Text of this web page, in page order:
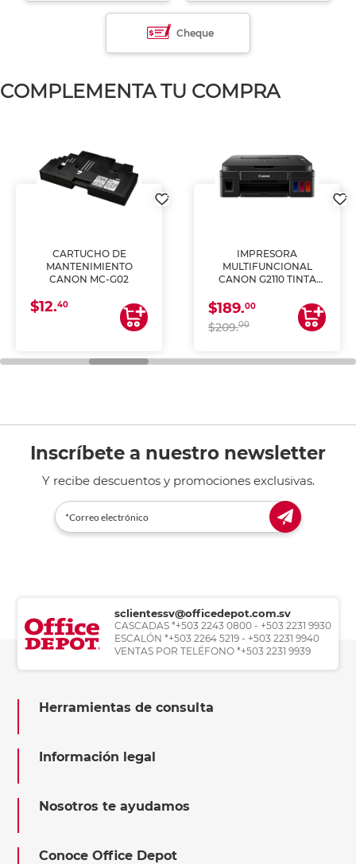
Cheque
COMPLEMENTA TU COMPRA
CARTUCHO DE
MANTENIMIENTO
CANON MC-G02
$12.40
IMPRESORA
MULTIFUNCIONAL
CANON G2110 TINTA
$189.00
$209.00
Inscríbete a nuestro newsletter
Y recibe descuentos y promociones exclusivas.
sclientessv@officedepot.com.sv
CASCADAS *+503 2243 0800 - +503 2231 9930
ESCALÓN *+503 2264 5219 - +503 2231 9940
VENTAS POR TELÉFONO *+503 2231 9939
Herramientas de consulta
Información legal
Nosotros te ayudamos
Conoce Office Depot